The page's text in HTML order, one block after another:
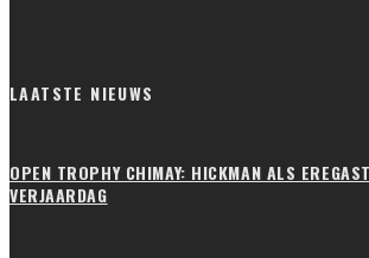
LAATSTE NIEUWS
OPEN TROPHY CHIMAY: HICKMAN ALS
VERJAARDAG